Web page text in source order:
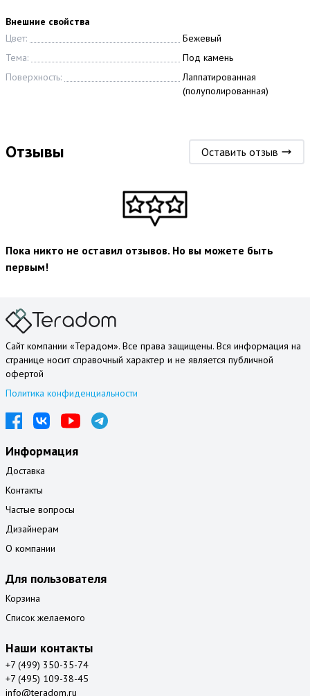
Внешние свойства
Цвет:
Бежевый
Тема:
Под камень
Поверхность:
Лаппатированная
(полуполированная)
Отзывы Оставить отзыв
Пока никто не оставил отзывов. Но вы можете быть
первым!
Сайт компании «Терадом». Все права защищены. Вся информация на
странице носит справочный характер и не является публичной
офертой
Политика конфиденциальности
Информация
Доставка
Контакты
Частые вопросы
Дизайнерам
О компании
Для пользователя
Корзина
Список желаемого
Наши контакты
+7 (499) 350-35-74
+7 (495) 109-38-45
info@teradom.ru